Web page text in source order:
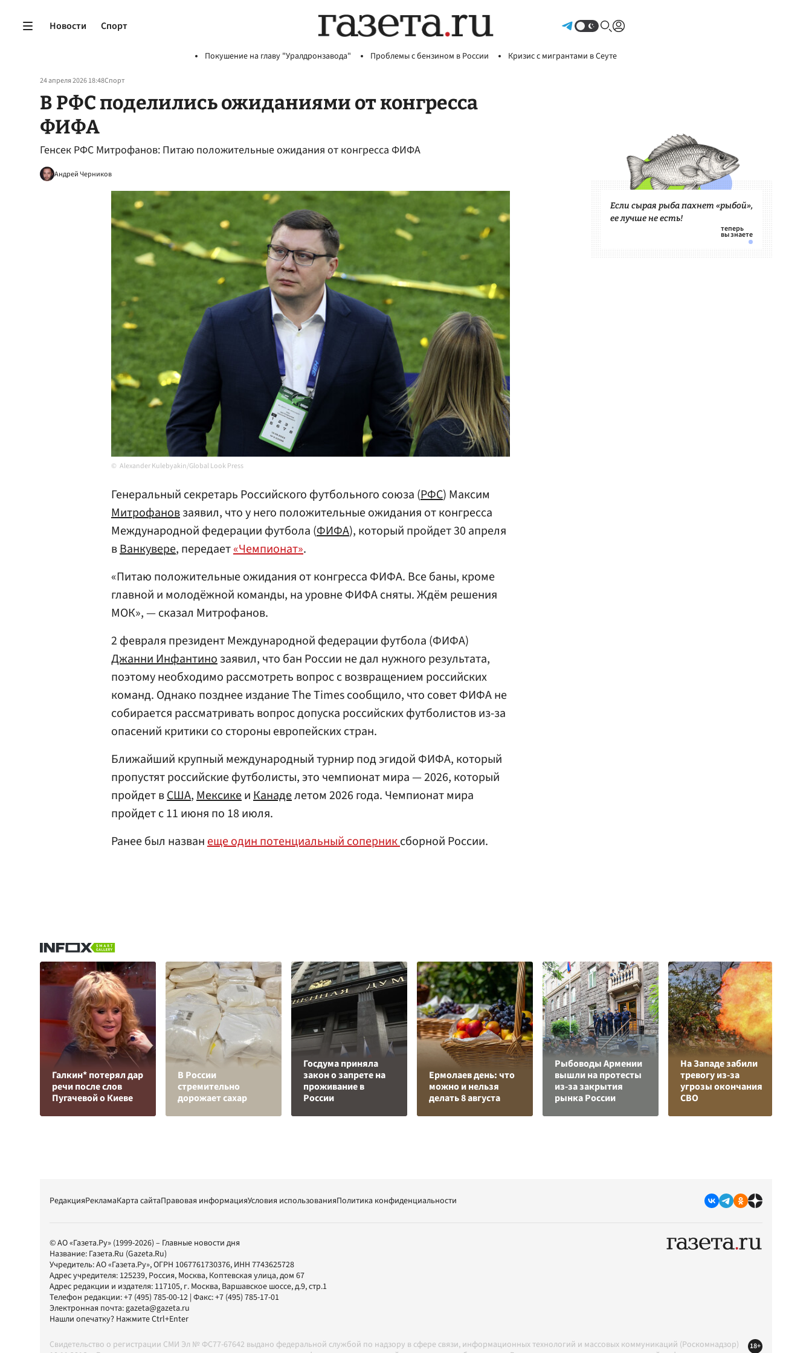
Новости Спорт
Покушение на главу "Уралдронзавода" Проблемы с бензином в России Кризис с мигрантами в Сеуте
24 апреля 2026 18:48Спорт
В РФС поделились ожиданиями от конгресса
ФИФА
Генсек РФС Митрофанов: Питаю положительные ожидания от конгресса ФИФА
Андрей Черников
Alexander Kulebyakin/Global Look Press
Генеральный секретарь Российского футбольного союза (РФС) Максим
Митрофановзаявил, что у него положительные ожидания от конгресса
Международной федерации футбола (ФИФА), который пройдет 30 апреля
вВанкувере, передает«Чемпионат».
«Питаю положительные ожидания от конгресса ФИФА. Все баны, кроме
главной и молодёжной команды, на уровне ФИФА сняты. Ждём решения
МОК», — сказал Митрофанов.
2 февраля президент Международной федерации футбола (ФИФА)
Джанни Инфантинозаявил, что бан России не дал нужного результата,
поэтому необходимо рассмотреть вопрос с возвращением российских
команд. Однако позднее издание The Times сообщило, что совет ФИФА не
собирается рассматривать вопрос допуска российских футболистов из-за
опасений критики со стороны европейских стран.
Ближайший крупный международный турнир под эгидой ФИФА, который
пропустят российские футболисты, это чемпионат мира — 2026, который
пройдет вСША,МексикеиКанаделетом 2026 года. Чемпионат мира
пройдет с 11 июня по 18 июля.
Ранее был названеще один потенциальный соперниксборной России.
Если сырая рыба пахнет «рыбой»,
ее лучше не есть!
Галкин* потерял дар
речи после слов
Пугачевой о Киеве
В России
стремительно
дорожает сахар
Госдума приняла
закон о запрете на
проживание в
России
Ермолаев день: что
можно и нельзя
делать 8 августа
Рыбоводы Армении
вышли на протесты
из-за закрытия
рынка России
На Западе забили
тревогу из-за
угрозы окончания
СВО
РедакцияРекламаКарта сайтаПравовая информацияУсловия использованияПолитика конфиденциальности
© АО «Газета.Ру» (1999-2026) – Главные новости дня
Название: Газета.Ru (Gazeta.Ru)
Учредитель:АО «Газета.Ру», ОГРН 1067761730376, ИНН 7743625728
Адрес учредителя: 125239, Россия, Москва, Коптевская улица, дом 67
Адрес редакции и издателя: 117105, г. Москва, Варшавское шоссе, д.9, стр.1
Телефон редакции:+7 (495) 785-00-12 | Факс:+7 (495) 785-17-01
Электронная почта:gazeta@gazeta.ru
Нашли опечатку? Нажмите Ctrl+Enter
Свидетельство о регистрации СМИ Эл № ФС77-67642 выдано федеральной службой по надзору в сфере связи, информационных технологий и массовых коммуникаций (Роскомнадзор)
18+